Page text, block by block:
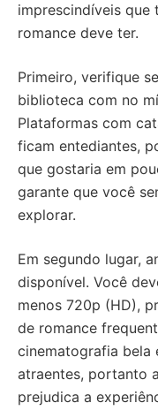
imprescindíveis
romance deve ter.
Primeiro, verifique
biblioteca com no
Plataformas com
ficam entediantes,
que gostaria em
garante que você
explorar.
Em segundo lugar,
disponível. Você
menos 720p (HD),
de romance
cinematografia bela
atraentes, portanto
prejudica a